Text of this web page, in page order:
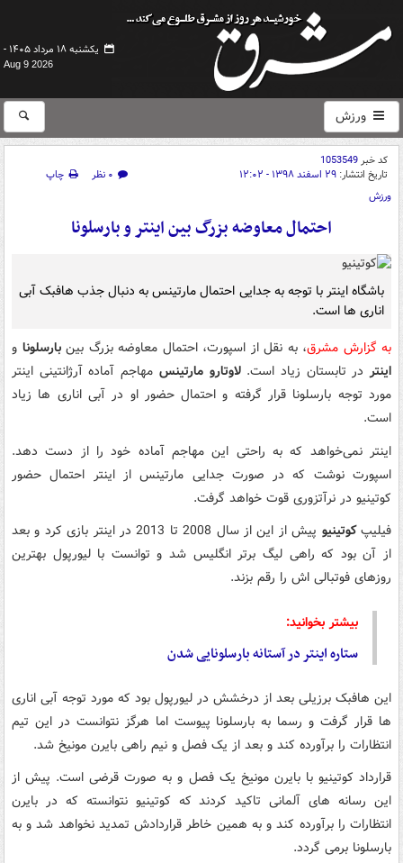
یکشنبه ۱۸ مرداد ۱۴۰۵ -
Aug 9 2026
ورزش
کد خبر1053549
تاریخ انتشار: ۲۹ اسفند ۱۳۹۸ - ۱۲:۰۲ ۰ نظر
چاپ
ورزش
احتمال معاوضه بزرگ بین اینتر و بارسلونا
باشگاه اینتر با توجه به جدایی احتمال مارتینس به دنبال جذب هافبک آبی
اناری ها است.
به گزارش مشرق، به نقل از اسپورت، احتمال معاوضه بزرگ بینبارسلونا و
اینتر در تابستان زیاد است.لاوتارو مارتینس مهاجم آماده آرژانتینی اینتر
مورد توجه بارسلونا قرار گرفته و احتمال حضور او در آبی اناری ها زیاد
است.
اینتر نمی‌خواهد که به راحتی این مهاجم آماده خود را از دست دهد.
اسپورت نوشت که در صورت جدایی مارتینس از اینتر احتمال حضور
کوتینیو در نرآتزوری قوت خواهد گرفت.
فیلیپکوتینیو
پیش از این از سال 2008 تا 2013 در اینتر بازی کرد و بعد
از آن بود که راهی لیگ برتر انگلیس شد و توانست با لیورپول بهترین
روزهای فوتبالی اش را رقم بزند.
بیشتر بخوانید:
ستاره اینتر در آستانه بارسلونایی شدن
این هافبک برزیلی بعد از درخشش در لیورپول بود که مورد توجه آبی اناری
ها قرار گرفت و رسما به بارسلونا پیوست اما هرگز نتوانست در این تیم
انتظارات را برآورده کند و بعد از یک فصل و نیم راهی بایرن مونیخ شد.
قرارداد کوتینیو با بایرن مونیخ یک فصل و به صورت قرضی است. پیش از
این رسانه های آلمانی تاکید کردند که کوتینیو نتوانسته که در بایرن
انتظارات را برآورده کند و به همین خاطر قراردادش تمدید نخواهد شد و به
بارسلونا برمی گردد.